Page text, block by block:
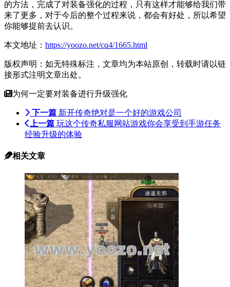
的方法，完成了对装备强化的过程，只有这样才能够给我们带
来了更多，对于今后的整个过程来说，都会有好处，所以希望
你能够提前去认识。
本文地址： https://yoozo.net/cq4/1665.html
版权声明：如无特殊标注，文章均为本站原创，转载时请以链
接形式注明文章出处。
为何一定要对装备进行升级强化
下一篇 新开传奇绝对是一个好的游戏公司
上一篇 玩这个传奇私服网站游戏你会享受到手游任务
经验升级的体验
相关文章